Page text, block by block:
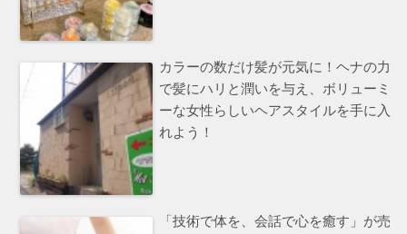
カラーの数だけ髪が元気に！ヘナの力
で髪にハリと潤いを与え、ボリューミ
ーな女性らしいヘアスタイルを手に入
れよう！
「技術で体を、会話で心を癒す」が売